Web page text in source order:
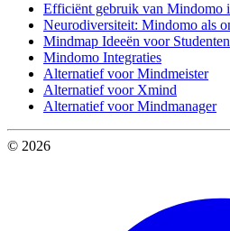
Efficiënt gebruik van Mindomo
Neurodiversiteit: Mindomo als
Mindmap Ideeën voor Studenten
Mindomo Integraties
Alternatief voor Mindmeister
Alternatief voor Xmind
Alternatief voor Mindmanager
© 2026